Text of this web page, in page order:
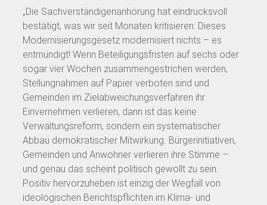
„Die Sachverständigenanhörung hat eindrucksvoll
bestätigt, was wir seit Monaten kritisieren: Dieses
Modernisierungsgesetz modernisiert nichts – es
entmündigt! Wenn Beteiligungsfristen auf sechs oder
sogar vier Wochen zusammengestrichen werden,
Stellungnahmen auf Papier verboten sind und
Gemeinden im Zielabweichungsverfahren ihr
Einvernehmen verlieren, dann ist das keine
Verwaltungsreform, sondern ein systematischer
Abbau demokratischer Mitwirkung. Bürgerinitiativen,
Gemeinden und Anwohner verlieren ihre Stimme –
und genau das scheint politisch gewollt zu sein.
Positiv hervorzuheben ist einzig der Wegfall von
ideologischen Berichtspflichten im Klima- und